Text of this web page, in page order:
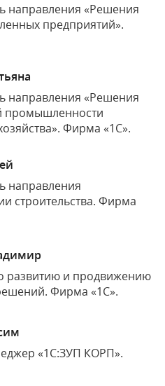
направления «Решения
предприятий».
направления «Решения
промышленности
Фирма «1С».
направления
строительства. Фирма
развитию и продвижению
Фирма «1С».
«1С:ЗУП КОРП».